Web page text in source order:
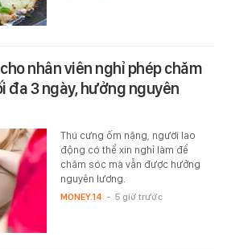
nhân viên nghỉ phép chăm
đa 3 ngày, hưởng nguyên
Thú cưng ốm nặng, người lao
động có thể xin nghỉ làm để
chăm sóc mà vẫn được hưởng
nguyên lương.
MONEY.14 - 5 giờ trước